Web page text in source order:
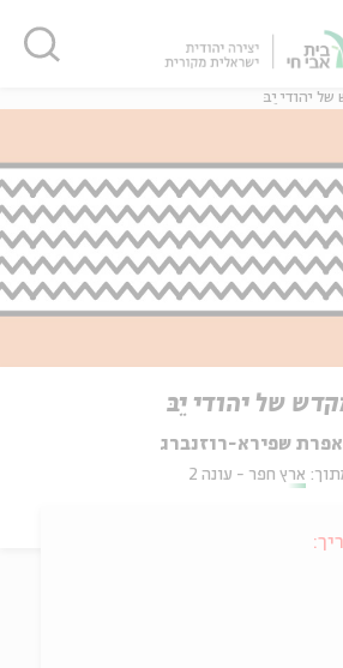
יהודי יֵבּ
של יהודי יֵבּ
אפרת שפירא-רוזנברג
ארץ חפר - עונה 2